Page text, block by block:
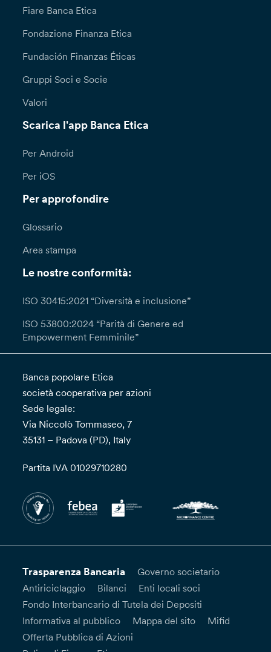
Fiare Banca Etica
Fondazione Finanza Etica
Fundación Finanzas Éticas
Gruppi Soci e Socie
Valori
Scarica l'app Banca Etica
Per Android
Per iOS
Per approfondire
Glossario
Area stampa
Le nostre conformità:
ISO 30415:2021 “Diversità e inclusione”
ISO 53800:2024 “Parità di Genere ed
Empowerment Femminile”
Banca popolare Etica
società cooperativa per azioni
Sede legale:
Via Niccolò Tommaseo, 7
35131 – Padova (PD), Italy
Partita IVA 01029710280
Trasparenza Bancaria
Governo societario
Antiriciclaggio
Bilanci
Enti locali soci
Fondo Interbancario di Tutela dei Depositi
Informativa al pubblico
Mappa del sito
Mifid
Offerta Pubblica di Azioni